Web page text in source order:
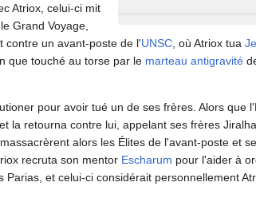
Atriox, celui-ci mit
Grand Voyage,
contre un avant-poste de l'UNSC , où Atriox tua
que touché au torse par le marteau antigravité
pour avoir tué un de ses frères. Alors que
et la retourna contre lui, appelant ses frères
alors les Élites de l'avant-poste et
recruta son mentor Escharum pour l'aider à
et celui-ci considérait personnellement